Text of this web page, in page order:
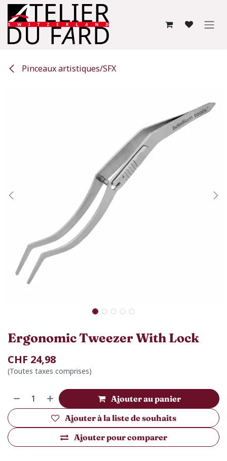
Se rendre au contenu
Pinceaux artistiques/SFX
Ergonomic Tweezer With Lock
CHF 24,98
(Toutes taxes comprises)
Ajouter au panier
Ajouter pour comparer
Ajouter à la liste de souhaits